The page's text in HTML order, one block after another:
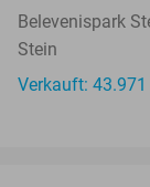
Belevenispark
Stein
Verkauft: 43.971